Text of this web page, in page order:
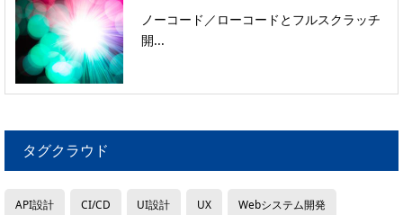
ノーコード／ローコードとフルスクラッチ
開...
タグクラウド
API設計 CI/CD UI設計 UX Webシステム開発